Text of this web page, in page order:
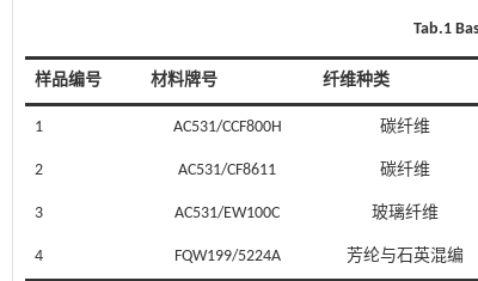
Tab.1
样品编号 材料牌号 纤维种类
1 AC531/CCF800H 碳纤维
2 AC531/CF8611 碳纤维
3 AC531/EW100C 玻璃纤维
4 FQW199/5224A 芳纶与石英混编